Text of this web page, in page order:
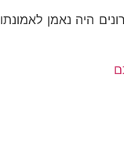
היה נאמן